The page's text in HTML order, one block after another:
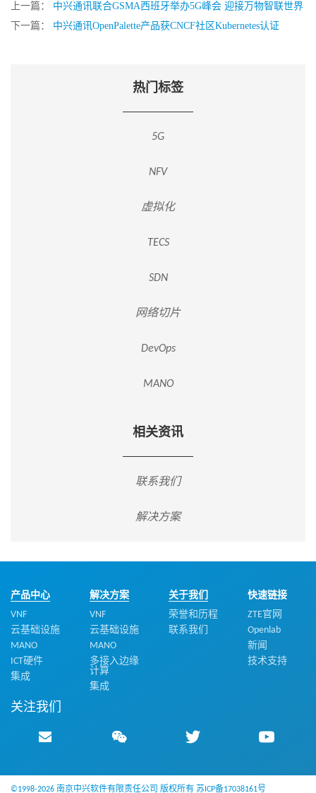
上一篇： 中兴通讯联合GSMA西班牙举办5G峰会 迎接万物智联世界
下一篇： 中兴通讯OpenPalette产品获CNCF社区Kubernetes认证
热门标签
5G
NFV
虚拟化
TECS
SDN
网络切片
DevOps
MANO
相关资讯
联系我们
解决方案
产品中心
VNF
云基础设施
MANO
ICT硬件
集成
解决方案
VNF
云基础设施
MANO
多接入边缘
计算
集成
关于我们
荣誉和历程
联系我们
快速链接
ZTE官网
Openlab
新闻
技术支持
关注我们
©1998-2026 南京中兴软件有限责任公司 版权所有 苏ICP备17038161号